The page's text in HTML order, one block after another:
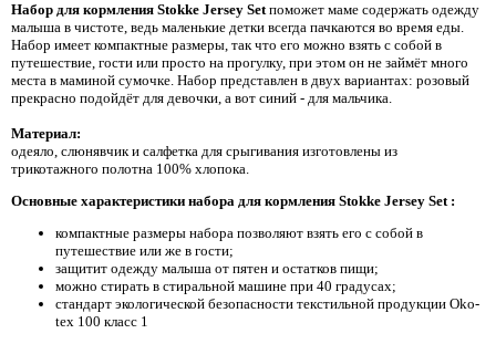
Набор для кормления Stokke Jersey Setпоможет маме содержать одежду
малыша в чистоте, ведь маленькие детки всегда пачкаются во время еды.
Набор имеет компактные размеры, так что его можно взять с собой в
путешествие, гости или просто на прогулку, при этом он не займёт много
места в маминой сумочке. Набор представлен в двух вариантах: розовый
прекрасно подойдёт для девочки, а вот синий - для мальчика.
Материал:
одеяло, слюнявчик и салфетка для срыгивания изготовлены из
трикотажного полотна 100% хлопока.
Основные характеристики набора для кормления Stokke Jersey Set :
компактные размеры набора позволяют взять его с собой в
путешествие или же в гости;
защитит одежду малыша от пятен и остатков пищи;
можно стирать в стиральной машине при 40 градусах;
стандарт экологической безопасности текстильной продукции Oko-
tex 100 класс 1